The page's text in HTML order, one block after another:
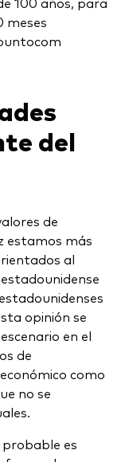
meses
del
de
estamos más
al
opinión se
en el
de
como
no se
es